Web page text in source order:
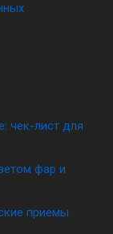
чек-лист для
фар и
приемы